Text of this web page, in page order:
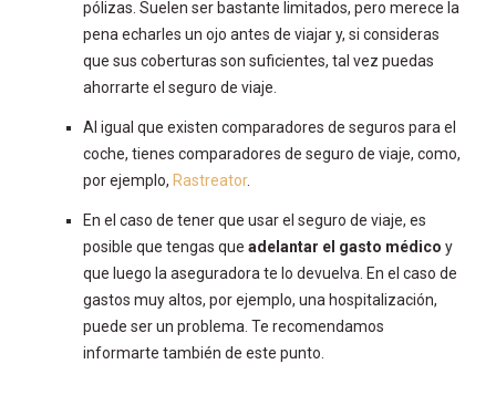
pólizas. Suelen ser bastante limitados, pero merece la
pena echarles un ojo antes de viajar y, si consideras
que sus coberturas son suficientes, tal vez puedas
ahorrarte el seguro de viaje.
Al igual que existen comparadores de seguros para el
coche, tienes comparadores de seguro de viaje, como,
por ejemplo, Rastreator.
En el caso de tener que usar el seguro de viaje, es
posible que tengas que adelantar el gasto médico y
que luego la aseguradora te lo devuelva. En el caso de
gastos muy altos, por ejemplo, una hospitalización,
puede ser un problema. Te recomendamos
informarte también de este punto.